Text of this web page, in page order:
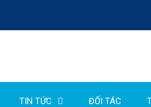
TIN TỨC ĐỐI TÁC